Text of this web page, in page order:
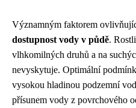
Významným faktorem
dostupnost vody v půdě.
vlhkomilných druhů a na
nevyskytuje. Optimální
vysokou hladinou podzemní
přísunem vody z povrchového